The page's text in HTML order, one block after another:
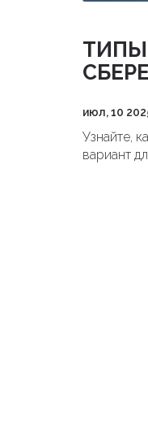
ТИПЫ
июл, 10
Узнайте,
вариант